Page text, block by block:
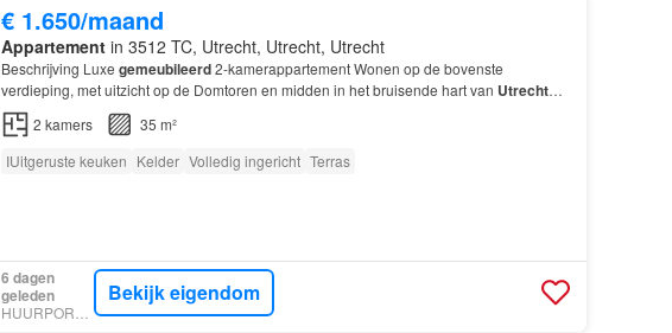
€ 1.650/maand
Appartementin 3512 TC, Utrecht, Utrecht, Utrecht
Beschrijving Luxe gemeubileerd2-kamerappartement Wonen op de bovenste
verdieping, met uitzicht op de Domtoren en midden in het bruisende hart van Utrecht
Vanuit de woningkijk je uit over de historische binnenstad, terwijl g…
2 kamers
35 m²
IUitgeruste keuken Kelder Volledig ingericht Terras
6 dagen
geleden
Bekijk eigendom